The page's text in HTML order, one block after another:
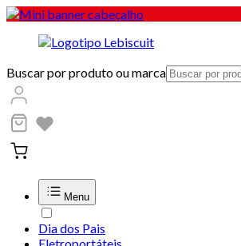
Buscar por produto ou marca
Menu
Dia dos Pais